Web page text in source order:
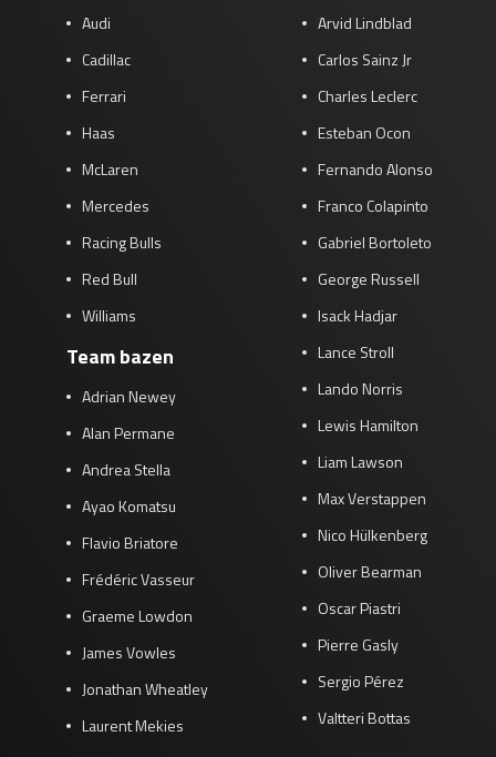
Audi
Cadillac
Ferrari
Haas
McLaren
Mercedes
Racing Bulls
Red Bull
Williams
Team bazen
Adrian Newey
Alan Permane
Andrea Stella
Ayao Komatsu
Flavio Briatore
Frédéric Vasseur
Graeme Lowdon
James Vowles
Jonathan Wheatley
Laurent Mekies
Arvid Lindblad
Carlos Sainz Jr
Charles Leclerc
Esteban Ocon
Fernando Alonso
Franco Colapinto
Gabriel Bortoleto
George Russell
Isack Hadjar
Lance Stroll
Lando Norris
Lewis Hamilton
Liam Lawson
Max Verstappen
Nico Hülkenberg
Oliver Bearman
Oscar Piastri
Pierre Gasly
Sergio Pérez
Valtteri Bottas